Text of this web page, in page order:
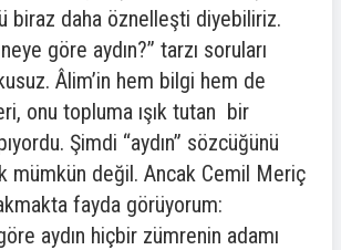
biraz daha öznelleşti diyebiliriz.
göre aydın?” tarzı soruları
Âlim’in hem bilgi hem de
onu topluma ışık tutan bir
Şimdi “aydın” sözcüğünü
mümkün değil. Ancak Cemil Meriç
fayda görüyorum:
aydın hiçbir zümrenin adamı